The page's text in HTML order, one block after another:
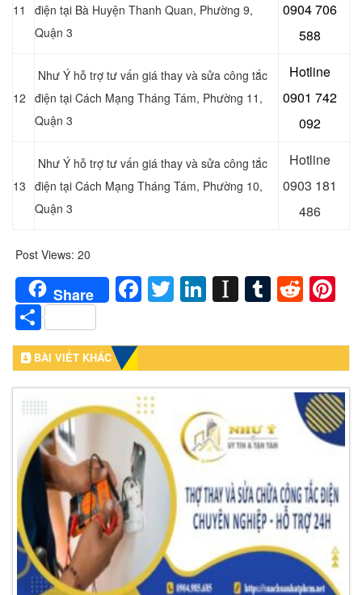
11
điện tại Bà Huyện Thanh Quan, Phường 9,
Quận 3
0904 706
588
12
Như Ý hỗ trợ tư vấn giá thay và sửa công tắc
điện tại Cách Mạng Tháng Tám, Phường 11,
Quận 3
Hotline
0901 742
092
13
Như Ý hỗ trợ tư vấn giá thay và sửa công tắc
điện tại Cách Mạng Tháng Tám, Phường 10,
Quận 3
Hotline
0903 181
486
Post Views: 20
Share Facebook
Twitter
LinkedIn
Instapaper
Tumblr
Share
BÀI VIẾT KHÁC